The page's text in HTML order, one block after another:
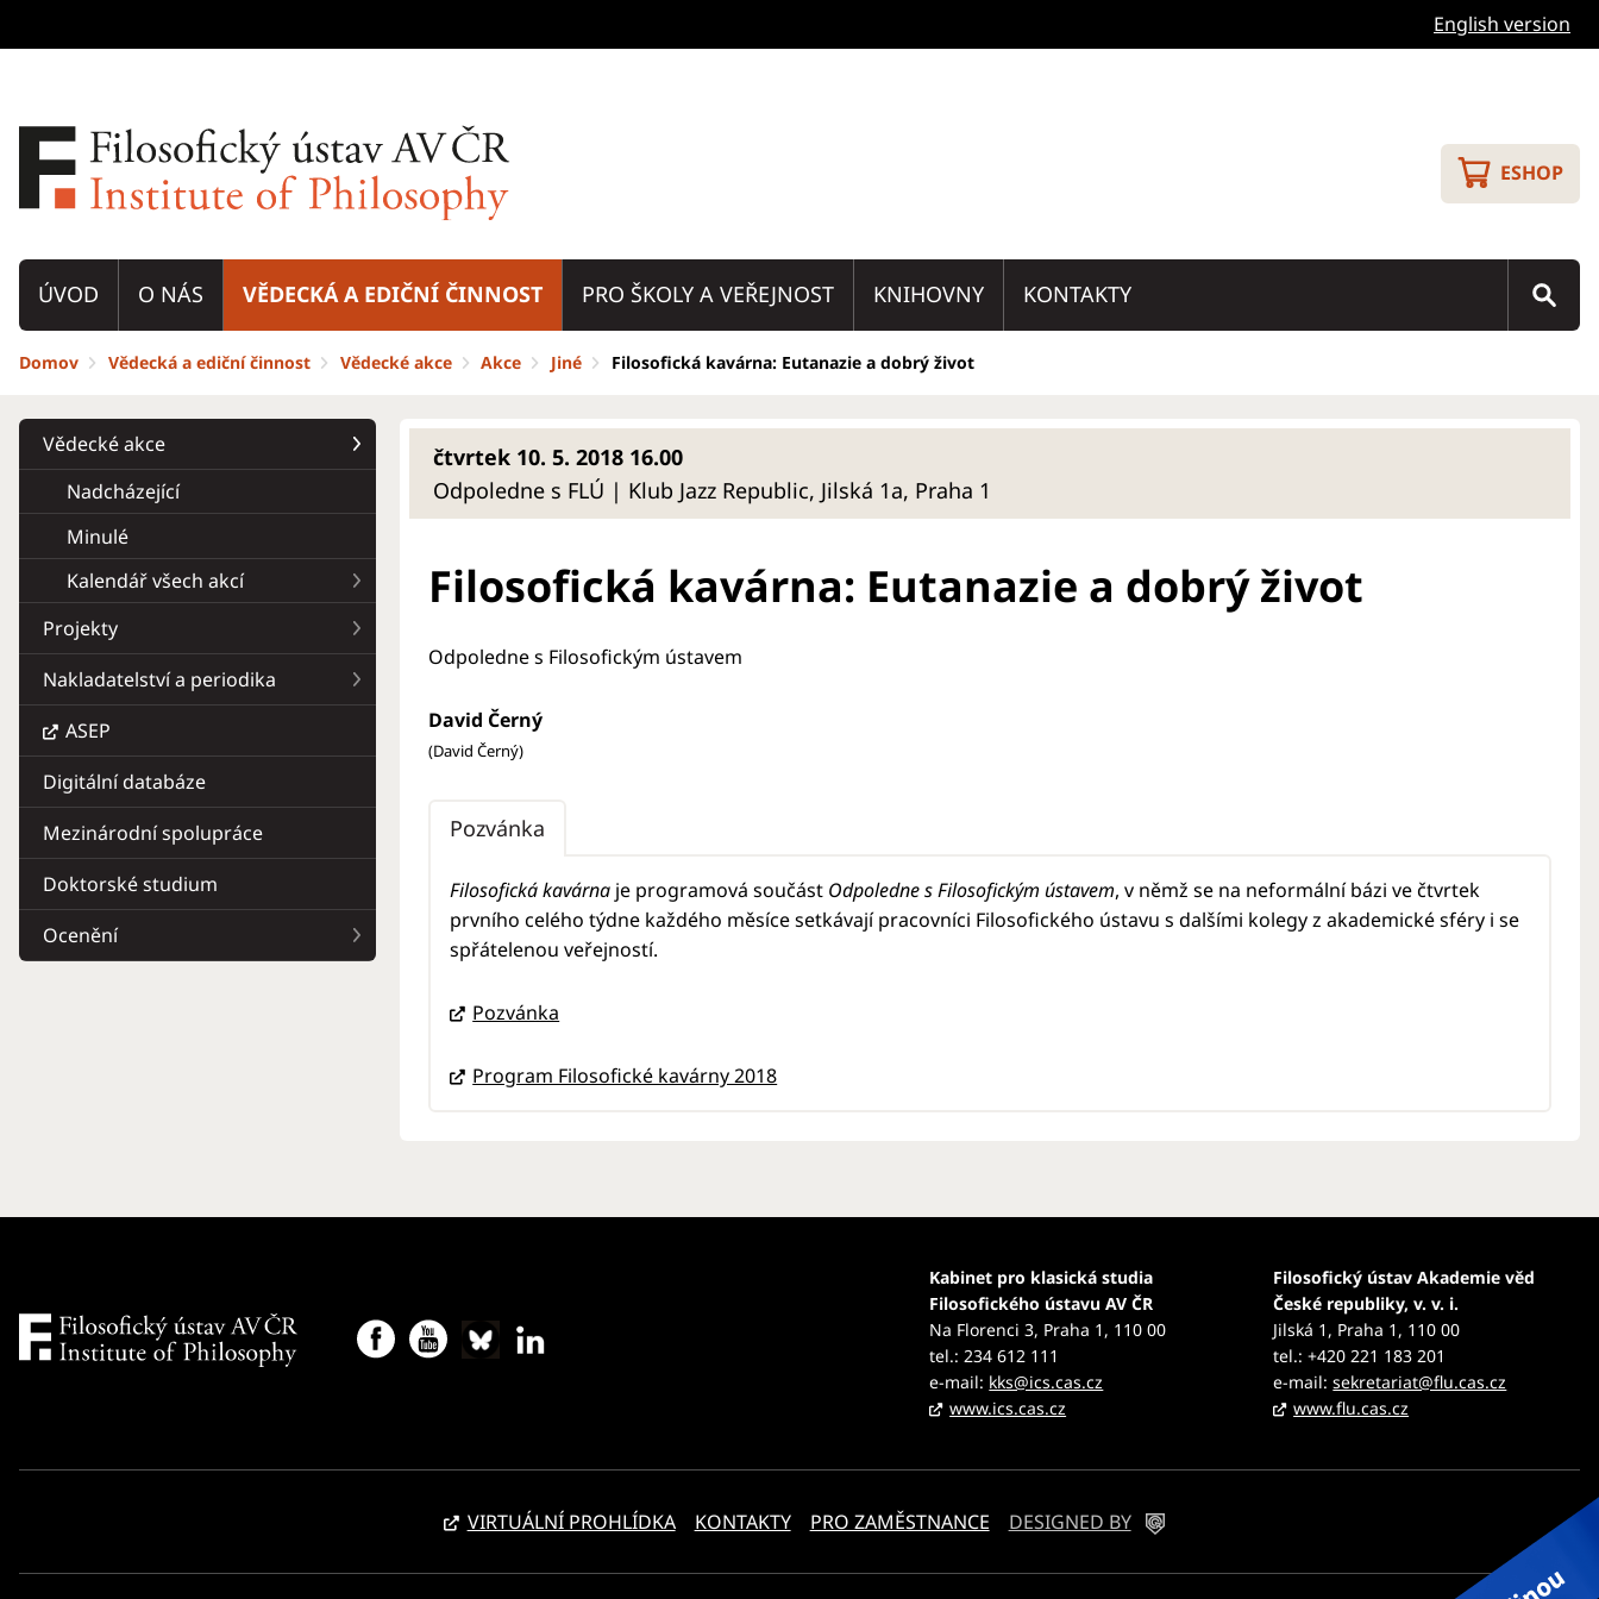
English version
ESHOP
ÚVOD O NÁS VĚDECKÁ A EDIČNÍ ČINNOST PRO ŠKOLY A VEŘEJNOST KNIHOVNY KONTAKTY
Domov Vědecká a ediční činnost Vědecké akce Akce Jiné Filosofická kavárna: Eutanazie a dobrý život
Vědecké akce
Nadcházející
Minulé
Kalendář všech akcí
Projekty
Nakladatelství a periodika
ASEP
Digitální databáze
Mezinárodní spolupráce
Doktorské studium
Ocenění
čtvrtek 10. 5. 2018 16.00
Odpoledne s FLÚ | Klub Jazz Republic, Jilská 1a, Praha 1
Filosofická kavárna: Eutanazie a dobrý život
Odpoledne s Filosofickým ústavem
David Černý
(David Černý)
Pozvánka
Filosofická kavárna je programová součást Odpoledne s Filosofickým ústavem, v němž se na neformální bázi ve čtvrtek
prvního celého týdne každého měsíce setkávají pracovníci Filosofického ústavu s dalšími kolegy z akademické sféry i se
spřátelenou veřejností.
Pozvánka
Program Filosofické kavárny 2018
Kabinet pro klasická studia
Filosofického ústavu AV ČR
Na Florenci 3, Praha 1, 110 00
tel.: 234 612 111
e-mail: kks@ics.cas.cz
www.ics.cas.cz
Filosofický ústav Akademie věd
České republiky, v. v. i.
Jilská 1, Praha 1, 110 00
tel.: +420 221 183 201
e-mail:sekretariat@flu.cas.cz
www.flu.cas.cz
VIRTUÁLNÍ PROHLÍDKA KONTAKTY PRO ZAMĚSTNANCE DESIGNED BY